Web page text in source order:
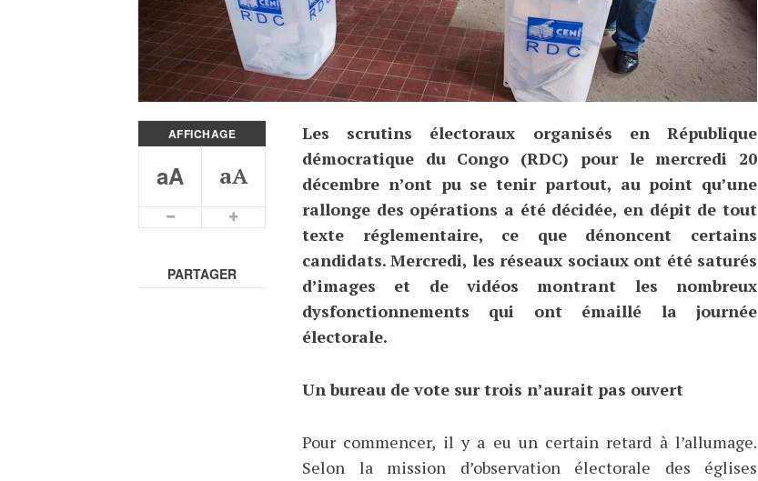
AFFICHAGE
aA aA
PARTAGER
Les scrutins électoraux organisés en République
démocratique du Congo (RDC) pour le mercredi 20
décembre n’ont pu se tenir partout, au point qu’une
rallonge des opérations a été décidée, en dépit de tout
texte réglementaire, ce que dénoncent certains
candidats. Mercredi, les réseaux sociaux ont été saturés
d’images et de vidéos montrant les nombreux
dysfonctionnements qui ont émaillé la journée
électorale.
Un bureau de vote sur trois n’aurait pas ouvert
Pour commencer, il y a eu un certain retard à l’allumage.
Selon la mission d’observation électorale des églises